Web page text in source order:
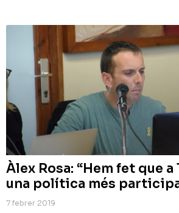
Àlex Rosa: “Hem fet que
una política més
7 febrer 2019